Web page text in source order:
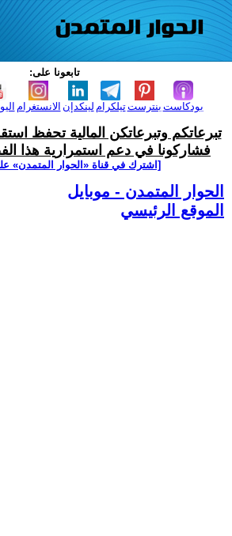
تابعونا على:
الانستغرام لينكدإن تيلكرامبنترست بودكاست
تبرعاتكم وتبرعاتكن المالية تحفظ
فشاركونا في دعم استمرارية هذا
[اشترك في قناة ‫«الحوار المتمدن»
الحوار المتمدن - موبايل
الموقع الرئيسي